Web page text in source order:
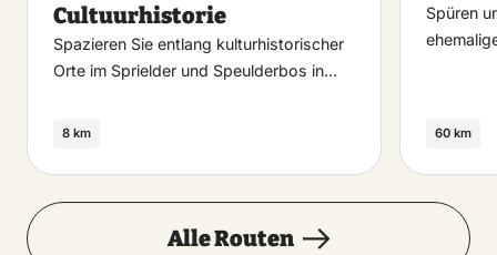
Cultuurhistorie
Spazieren Sie entlang kulturhistorischer
Orte im Sprielder und Speulderbos in…
8 km
Spüren
60 km
Alle Routen